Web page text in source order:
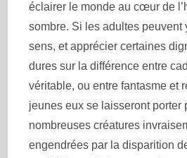
éclairer le monde au cœur de
sombre. Si les adultes peuvent
sens, et appréciercertaines
dures sur la différence entre
véritable, ou entre fantasme et
jeunes eux se laisseront porter
nombreuses créatures
engendrées par la disparition